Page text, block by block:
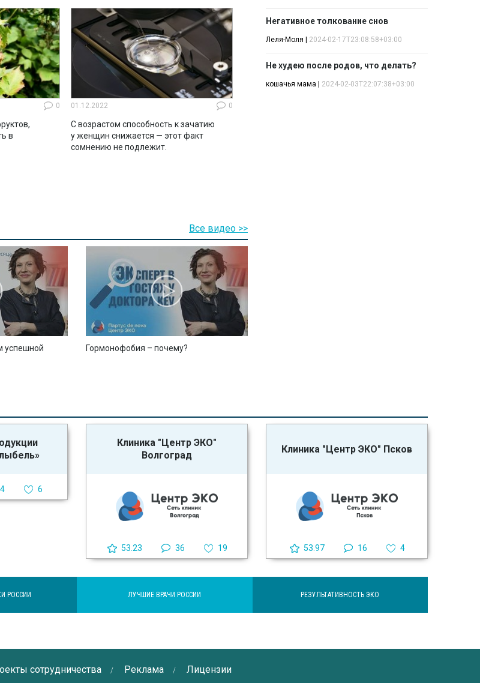
0
в
01.12.2022 0
С возрастом способность к зачатию
у женщин снижается — этот факт
сомнению не подлежит.
Негативное толкование снов
Леля-Моля 2024-02-17T23:08:58+03:00
Не худею после родов, что делать?
кошачья мама 2024-02-03T22:07:38+03:00
успешной
Гормонофобия – почему?
Все видео >>
4 6
Клиника "Центр ЭКО"
Волгоград
53.23 36 19
Клиника "Центр ЭКО" Псков
53.97 16 4
РОССИИ ЛУЧШИЕ ВРАЧИ РОССИИ РЕЗУЛЬТАТИВНОСТЬ ЭКО
сотрудничества Реклама Лицензии